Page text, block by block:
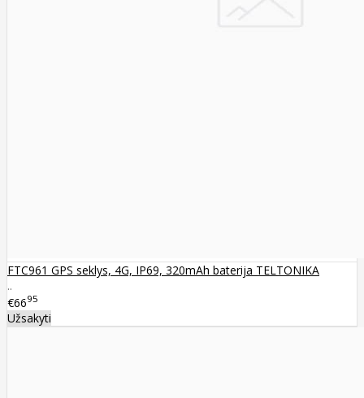
FTC961 GPS seklys, 4G, IP69, 320mAh baterija TELTONIKA
..
€6695
Užsakyti